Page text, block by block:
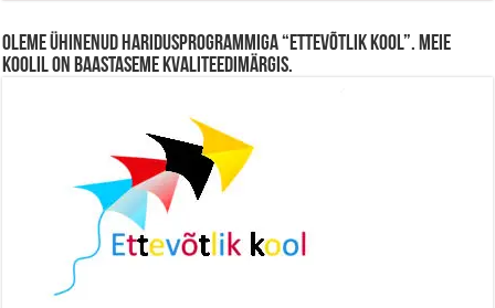
Oleme ühinenud haridusprogrammiga “Ettevõtlik Kool”. Meie
koolil on baastaseme kvaliteedimärgis.